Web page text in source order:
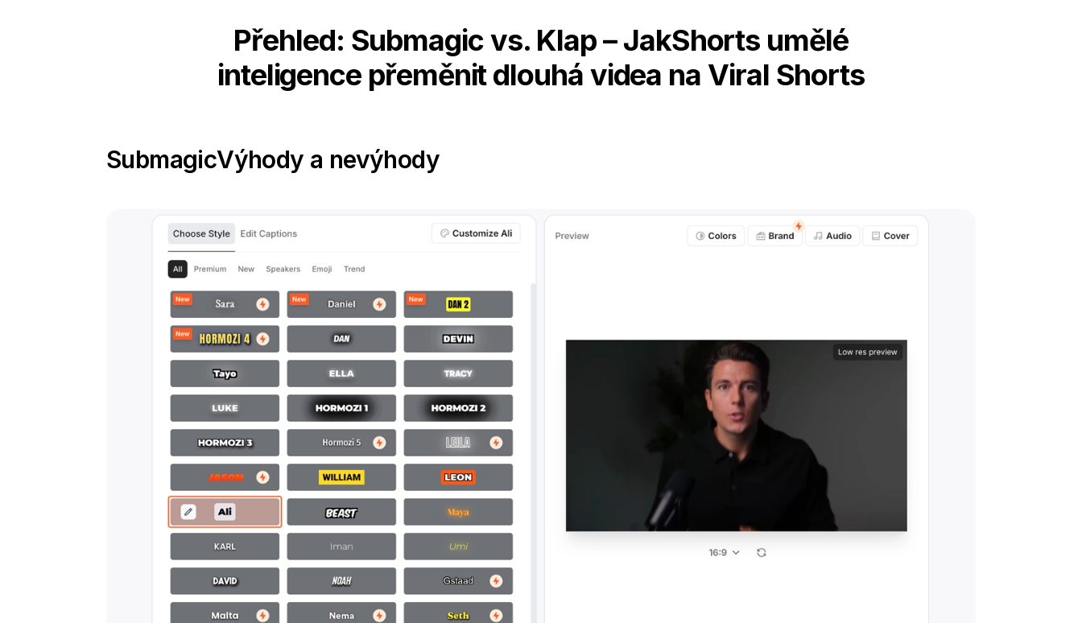
Přehled: Submagic vs. Klap – JakShorts umělé
inteligence přeměnit dlouhá videa na Viral Shorts
SubmagicVýhody a nevýhody